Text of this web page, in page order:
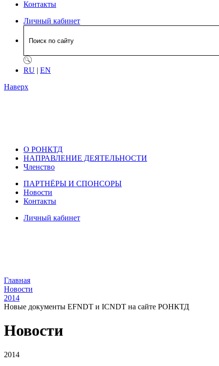
Контакты
Личный кабинет
RU | EN
Наверх
О РОНКТД
НАПРАВЛЕНИЕ ДЕЯТЕЛЬНОСТИ
Членство
ПАРТНЁРЫ И СПОНСОРЫ
Новости
Контакты
Личный кабинет
Главная
Новости
2014
Новые документы EFNDT и ICNDT на сайте РОНКТД
Новости
2014